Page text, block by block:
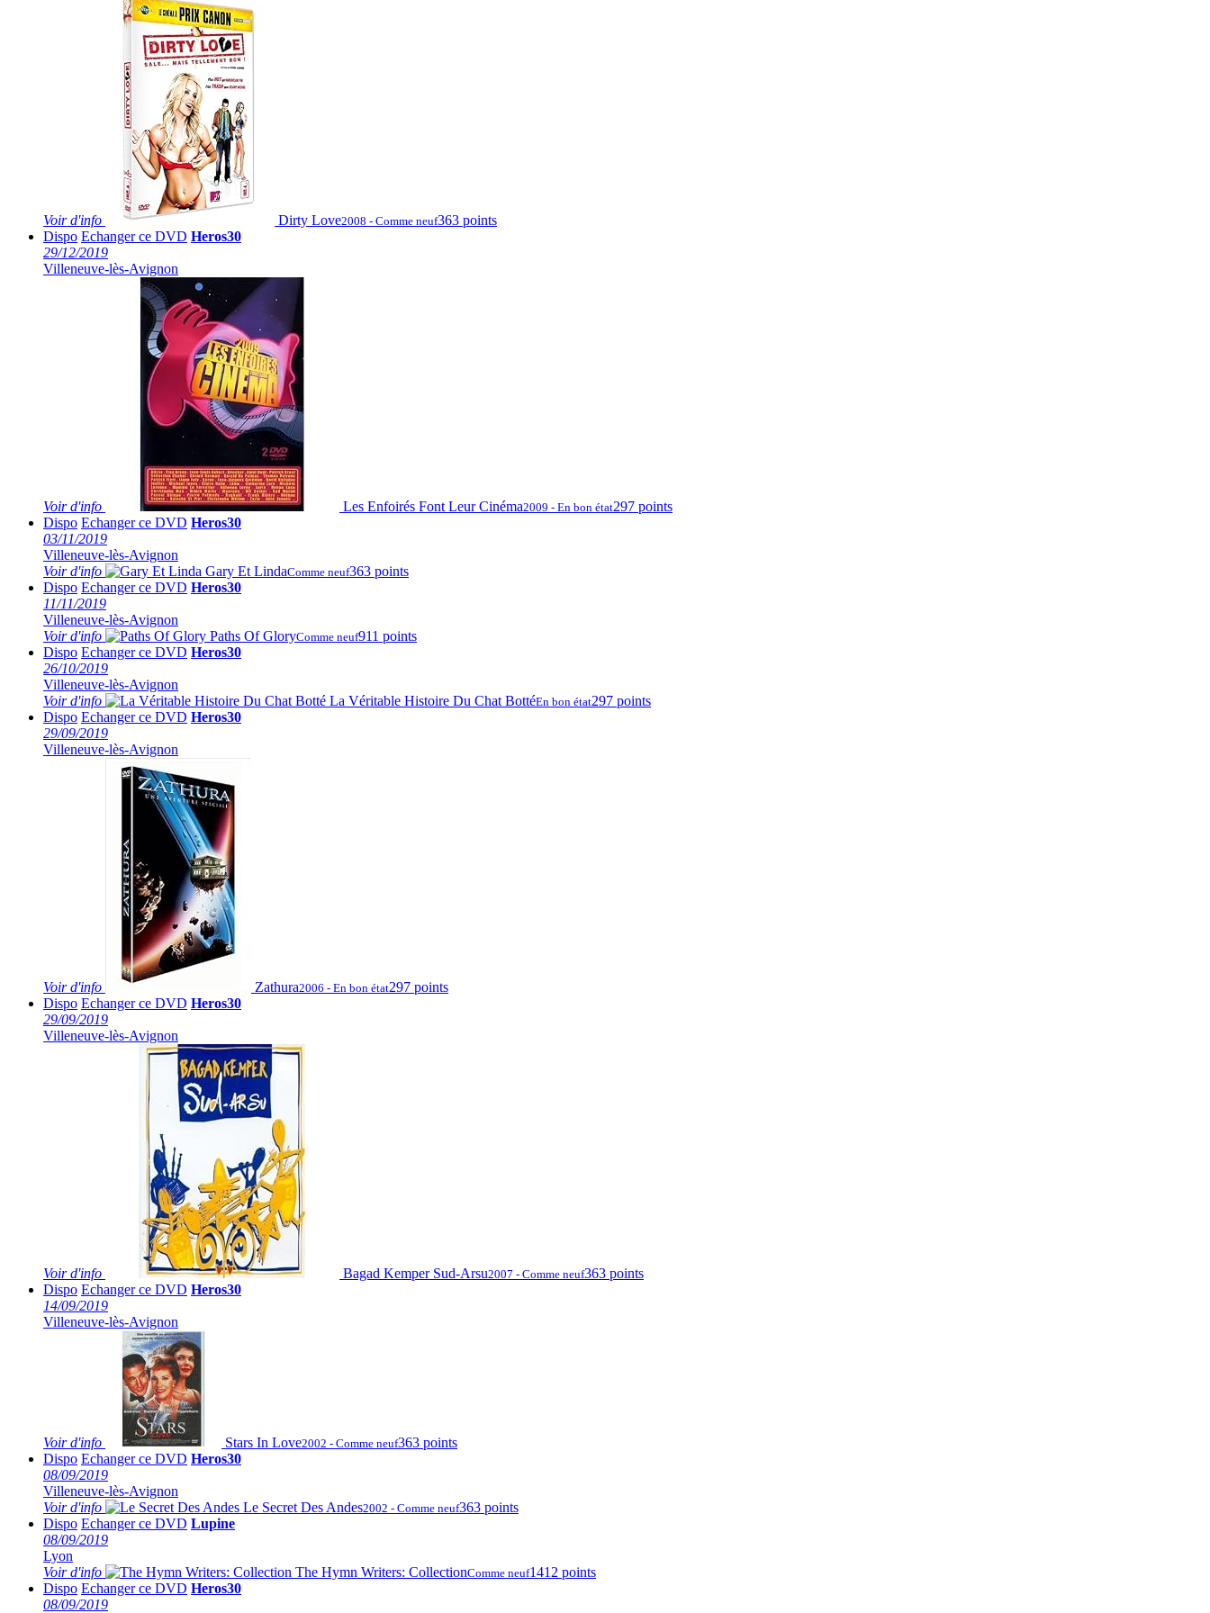
Voir d'info Dirty Love2008 - Comme neuf363 points
Dispo Echanger ce DVD Heros30
29/12/2019
Villeneuve-lès-Avignon
Voir d'info Les Enfoirés Font Leur Cinéma2009 - En bon état297 points
Dispo Echanger ce DVD Heros30
03/11/2019
Villeneuve-lès-Avignon
Voir d'info Gary Et LindaComme neuf363 points
Dispo Echanger ce DVD Heros30
11/11/2019
Villeneuve-lès-Avignon
Voir d'info Paths Of GloryComme neuf911 points
Dispo Echanger ce DVD Heros30
26/10/2019
Villeneuve-lès-Avignon
Voir d'info La Véritable Histoire Du Chat BottéEn bon état297 points
Dispo Echanger ce DVD Heros30
29/09/2019
Villeneuve-lès-Avignon
Voir d'info Zathura2006 - En bon état297 points
Dispo Echanger ce DVD Heros30
29/09/2019
Villeneuve-lès-Avignon
Voir d'info Bagad Kemper Sud-Arsu2007 - Comme neuf363 points
Dispo Echanger ce DVD Heros30
14/09/2019
Villeneuve-lès-Avignon
Voir d'info Stars In Love2002 - Comme neuf363 points
Dispo Echanger ce DVD Heros30
08/09/2019
Villeneuve-lès-Avignon
Voir d'info Le Secret Des Andes2002 - Comme neuf363 points
Dispo Echanger ce DVD Lupine
08/09/2019
Lyon
Voir d'info The Hymn Writers: CollectionComme neuf1412 points
Dispo Echanger ce DVD Heros30
08/09/2019